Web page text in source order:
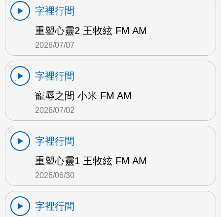
字裡行間
重塑心靈2 王牧絃 FM AM
2026/07/07
字裡行間
寵辱之間 小米 FM AM
2026/07/02
字裡行間
重塑心靈1 王牧絃 FM AM
2026/06/30
字裡行間